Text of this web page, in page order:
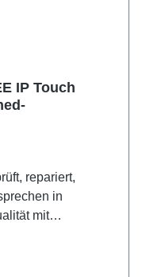
IP Touch
repariert,
mit